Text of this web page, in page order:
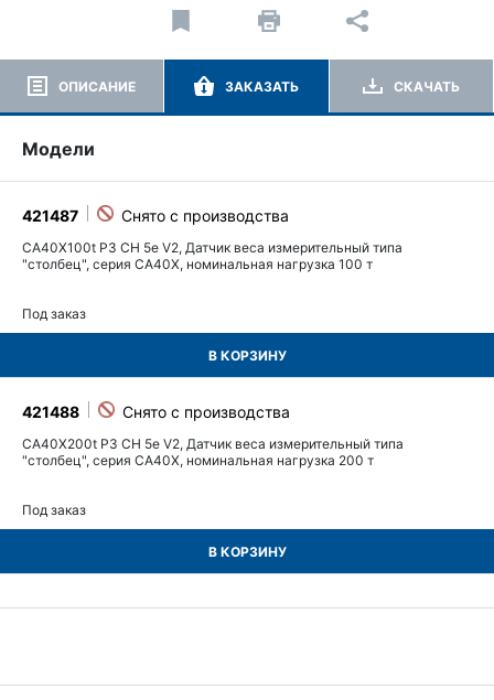
ОПИСАНИЕ ЗАКАЗАТЬ СКАЧАТЬ
Модели
421487
CA40X100t P3 CH 5e V2, Датчик веса измерительный типа
"столбец", серия CA40X, номинальная нагрузка 100 т
Под заказ
В КОРЗИНУ
421488
CA40X200t P3 CH 5e V2, Датчик веса измерительный типа
"столбец", серия CA40X, номинальная нагрузка 200 т
Под заказ
В КОРЗИНУ